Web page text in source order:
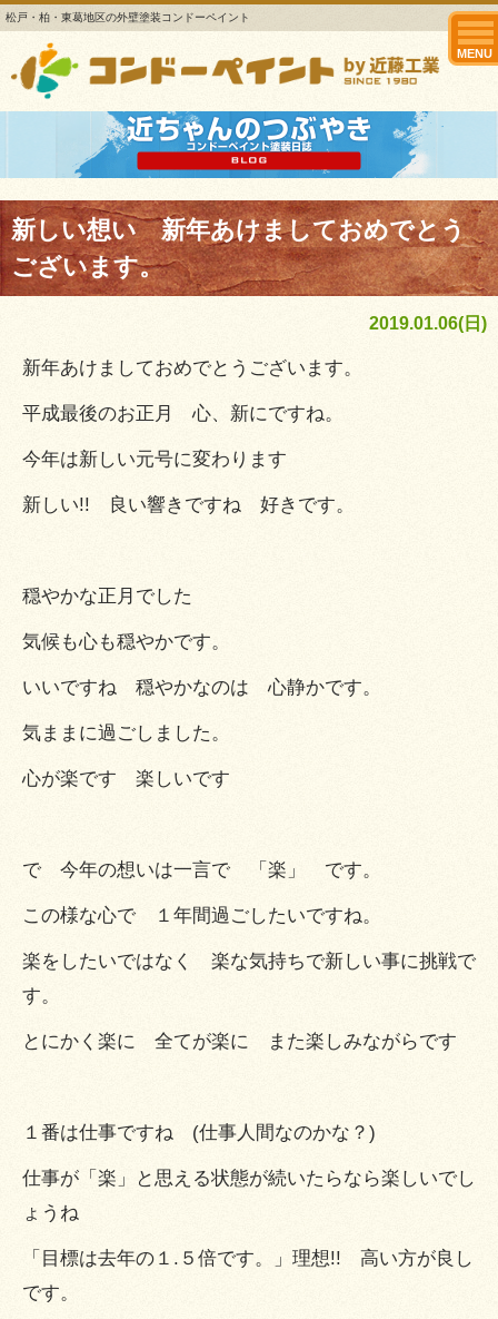
松戸・柏・東葛地区の外壁塗装コンドーペイント
MENU
新しい想い 新年あけましておめでとう
ございます。
2019.01.06(日)
新年あけましておめでとうございます。
平成最後のお正月 心、新にですね。
今年は新しい元号に変わります
新しい!! 良い響きですね 好きです。
穏やかな正月でした
気候も心も穏やかです。
いいですね 穏やかなのは 心静かです。
気ままに過ごしました。
心が楽です 楽しいです
で 今年の想いは一言で 「楽」 です。
この様な心で １年間過ごしたいですね。
楽をしたいではなく 楽な気持ちで新しい事に挑戦で
す。
とにかく楽に 全てが楽に また楽しみながらです
１番は仕事ですね (仕事人間なのかな？)
仕事が「楽」と思える状態が続いたらなら楽しいでし
ょうね
「目標は去年の１.５倍です。」理想!! 高い方が良し
です。